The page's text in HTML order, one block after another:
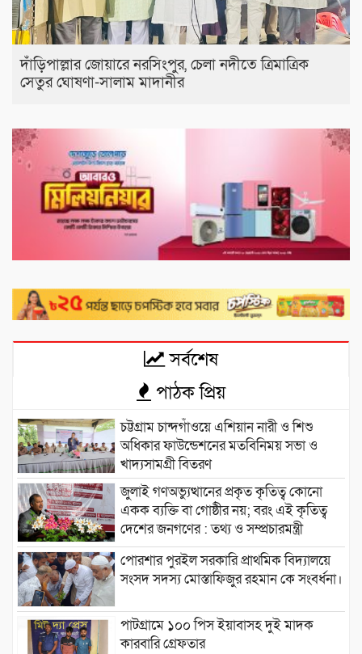
দাঁড়িপাল্লার জোয়ারে নরসিংপুর, চেলা নদীতে ত্রিমাত্রিক
সেতুর ঘোষণা-সালাম মাদানীর
সর্বশেষ
পাঠক প্রিয়
চট্টগ্রাম চান্দগাঁওয়ে এশিয়ান নারী ও শিশু
অধিকার ফাউন্ডেশনের মতবিনিময় সভা ও
খাদ্যসামগ্রী বিতরণ
জুলাই গণঅভ্যুত্থানের প্রকৃত কৃতিত্ব কোনো
একক ব্যক্তি বা গোষ্ঠীর নয়; বরং এই কৃতিত্ব
দেশের জনগণের : তথ্য ও সম্প্রচারমন্ত্রী
পোরশার পুরইল সরকারি প্রাথমিক বিদ্যালয়ে
সংসদ সদস্য মোস্তাফিজুর রহমান কে সংবর্ধনা।
পাটগ্রামে ১০০ পিস ইয়াবাসহ দুই মাদক
কারবারি গ্রেফতার